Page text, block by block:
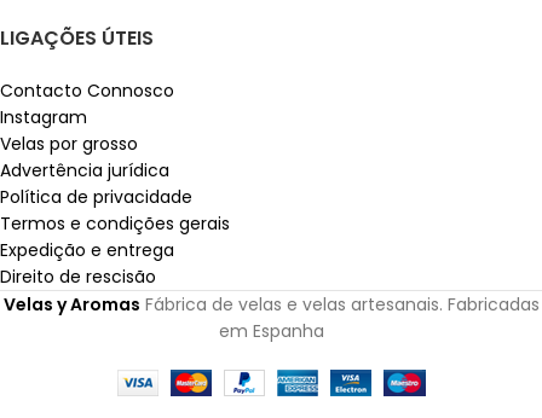
LIGAÇÕES ÚTEIS
Contacto Connosco
Instagram
Velas por grosso
Advertência jurídica
Política de privacidade
Termos e condições gerais
Expedição e entrega
Direito de rescisão
Velas y Aromas Fábrica de velas e velas artesanais. Fabricadas
em Espanha